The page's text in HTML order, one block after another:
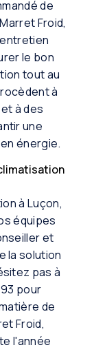
de
Froid,
le bon
tout au
à
à des
une
énergie.
à Luçon,
équipes
et
la solution
pas à
pour
de
Froid,
l'année